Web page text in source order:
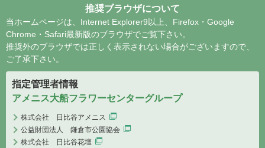
推奨ブラウザについて
当ホームページは、Internet Explorer9以上、Firefox・Google
Chrome・Safari最新版のブラウザでご覧下さい。
推奨外のブラウザでは正しく表示されない場合がございますので、
ご了承下さい。
指定管理者情報
アメニス大船フラワーセンターグループ
株式会社 日比谷アメニス
公益財団法人 鎌倉市公園協会
株式会社 日比谷花壇